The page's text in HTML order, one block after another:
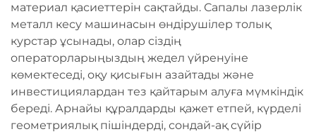
материал қасиеттерін сақтайды. Сапалы лазерлік
металл кесу машинасын өндірушілер толық
курстар ұсынады, олар сіздің
операторларыңыздың жедел үйренуіне
көмектеседі, оқу қисығын азайтады және
инвестициялардан тез қайтарым алуға мүмкіндік
береді. Арнайы құралдарды қажет етпей, күрделі
геометриялық пішіндерді, сондай-ақ сүйір